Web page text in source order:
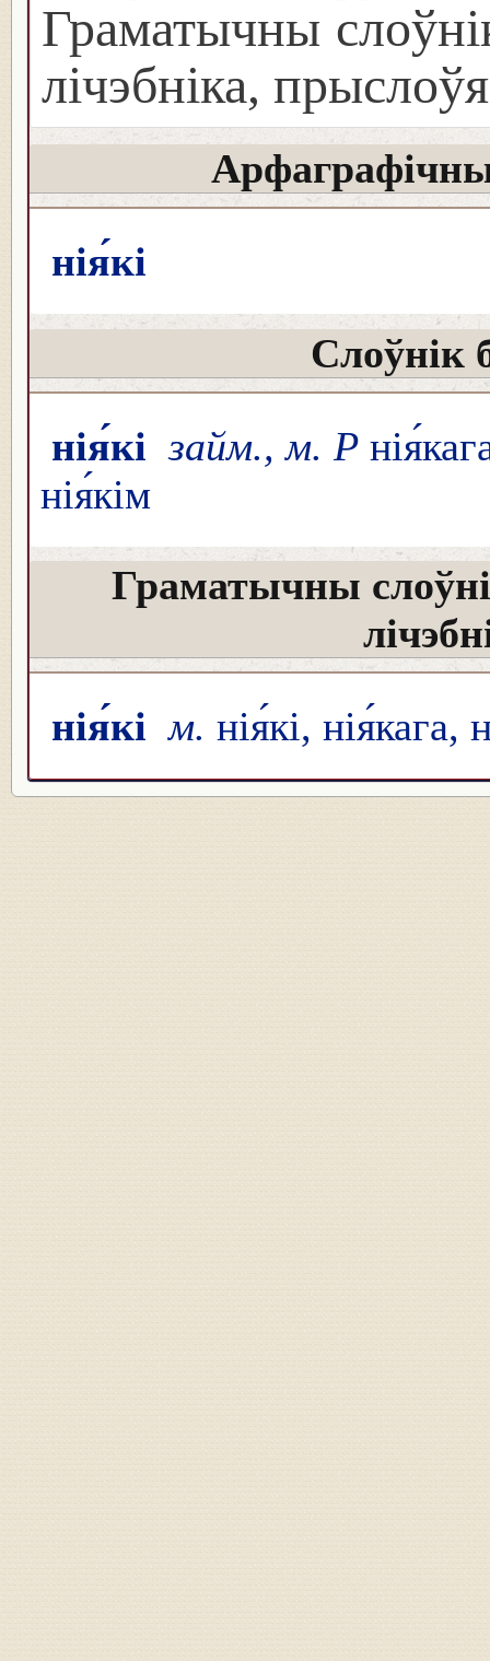
Граматычны
лічэбніка, прыслоўя
нія́кі
Слоўнік
нія́кі займ., м. Р
нія́кім
Граматычны
нія́кі м. нія́кі, нія́кага,